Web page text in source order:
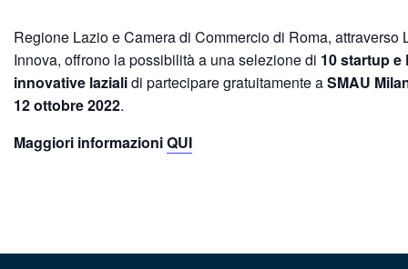
Regione Lazio e Camera di Commercio di Roma, attraverso
Innova, offrono la possibilità a una selezione di 10 startup e
innovative lazialidi partecipare gratuitamente aSMAU
12 ottobre 2022.
Maggiori informazioniQUI